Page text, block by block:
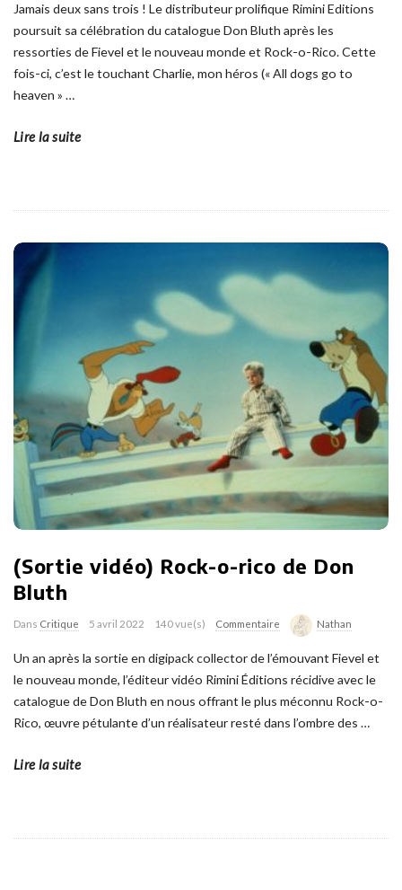
Jamais deux sans trois ! Le distributeur prolifique Rimini Editions
poursuit sa célébration du catalogue Don Bluth après les
ressorties de Fievel et le nouveau monde et Rock-o-Rico. Cette
fois-ci, c’est le touchant Charlie, mon héros (« All dogs go to
heaven » …
Lire la suite
(Sortie vidéo) Rock-o-rico de Don
Bluth
Dans Critique 5 avril 2022 140 vue(s) Commentaire Nathan
Un an après la sortie en digipack collector de l’émouvant Fievel et
le nouveau monde, l’éditeur vidéo Rimini Éditions récidive avec le
catalogue de Don Bluth en nous offrant le plus méconnu Rock-o-
Rico, œuvre pétulante d’un réalisateur resté dans l’ombre des …
Lire la suite